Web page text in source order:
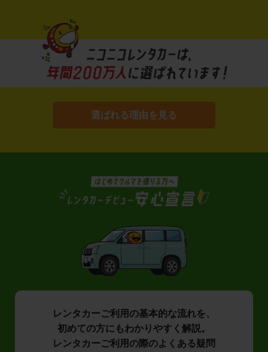
選ばれる理由を見る
レンタカーご利用の基本的な流れを、
初めての方にもわかりやすく解説。
レンタカーご利用の際のよくある疑問